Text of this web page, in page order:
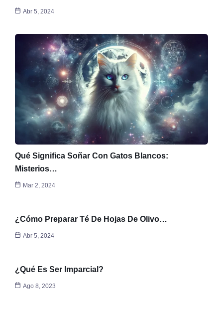
Abr 5, 2024
Qué Significa Soñar Con Gatos Blancos:
Misterios…
Mar 2, 2024
¿Cómo Preparar Té De Hojas De Olivo…
Abr 5, 2024
¿Qué Es Ser Imparcial?
Ago 8, 2023